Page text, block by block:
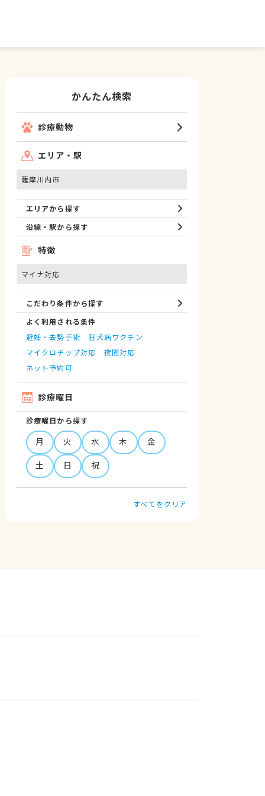
かんたん検索
診療動物
エリア・駅
薩摩川内市
エリアから探す
沿線・駅から探す
特徴
マイナ対応
こだわり条件から探す
よく利用される条件
避妊・去勢手術
狂犬病ワクチン
マイクロチップ対応
夜間対応
ネット予約可
診療曜日
診療曜日から探す
月 火 水 木
金
土
日 祝
すべてをクリア